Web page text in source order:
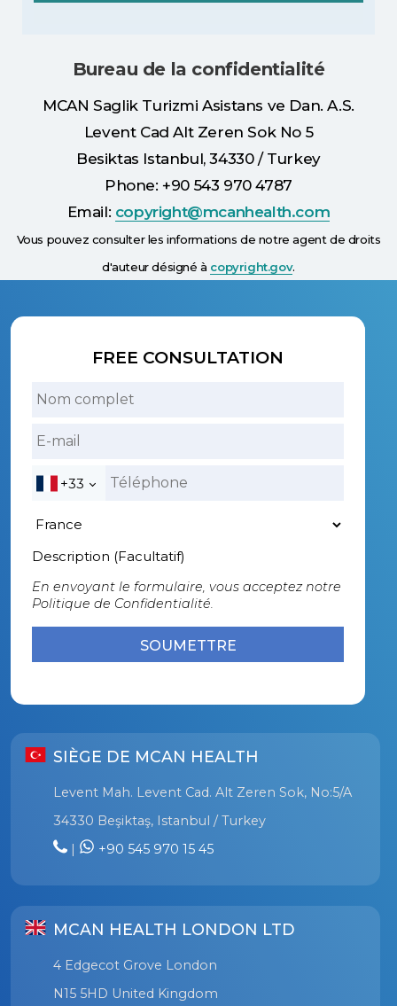
Bureau de la confidentialité
MCAN Saglik Turizmi Asistans ve Dan. A.S.
Levent Cad Alt Zeren Sok No 5
Besiktas Istanbul, 34330 / Turkey
Phone: +90 543 970 4787
Email: copyright@mcanhealth.com
Vous pouvez consulter les informations de notre agent de droits
d'auteur désigné à copyright.gov.
FREE CONSULTATION
+33
Description (Facultatif)
En envoyant le formulaire, vous acceptez notre
Politique de Confidentialité.
SIÈGE DE MCAN HEALTH
Levent Mah. Levent Cad. Alt Zeren Sok, No:5/A
34330 Beşiktaş, Istanbul / Turkey
|
+90 545 970 15 45
MCAN HEALTH LONDON LTD
4 Edgecot Grove London
N15 5HD United Kingdom